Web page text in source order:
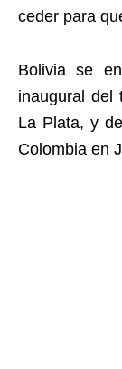
ceder para
Bolivia se
inaugural
La Plata, y
Colombia en